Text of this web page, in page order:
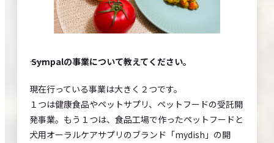
―― Sympalの事業について教えてください。
現在行っている事業は大きく２つです。
１つは健康食品やペットサプリ、ペットフードの受託開
発事業。もう１つは、食品工場で作ったペットフードと
犬用オーラルケアサプリのブランド「mydish」の開